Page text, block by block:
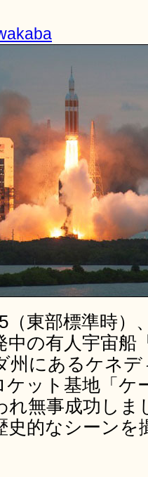
（東部標準時
中の有人宇宙船
州にあるケネ
ケット基地「ケ
れ無事成功しま
史的なシーンを